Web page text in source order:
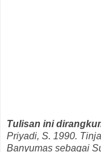
Tulisan ini
Priyadi, S. 1990.
Banyumas sebagai